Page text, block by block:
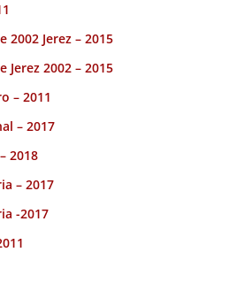
2002 Jerez – 2015
Jerez 2002 – 2015
– 2011
– 2017
2018
– 2017
-2017